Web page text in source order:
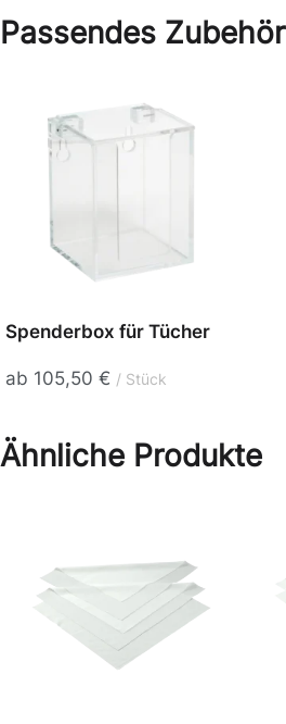
Passendes Zubehör
Spenderbox für Tücher
ab 105,50 € Stück
Ähnliche Produkte